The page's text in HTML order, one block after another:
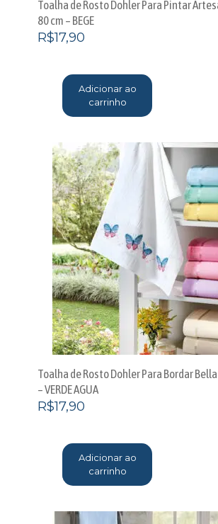
Toalha de Rosto Dohler Para Pintar
80 cm – BEGE
R$17,90
Adicionar ao
carrinho
Toalha de Rosto Dohler Para Bordar
– VERDE AGUA
R$17,90
Adicionar ao
carrinho